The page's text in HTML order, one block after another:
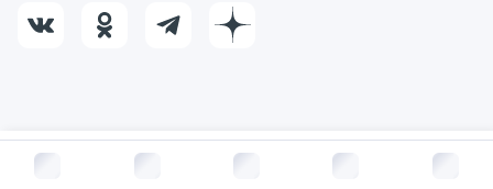
В корзину за руб.